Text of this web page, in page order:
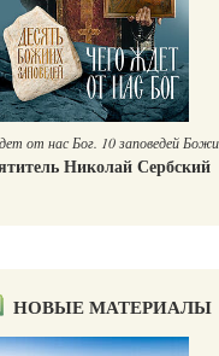
10 заповедей Божиих
Сербский
НОВЫЕ МАТЕРИАЛЫ